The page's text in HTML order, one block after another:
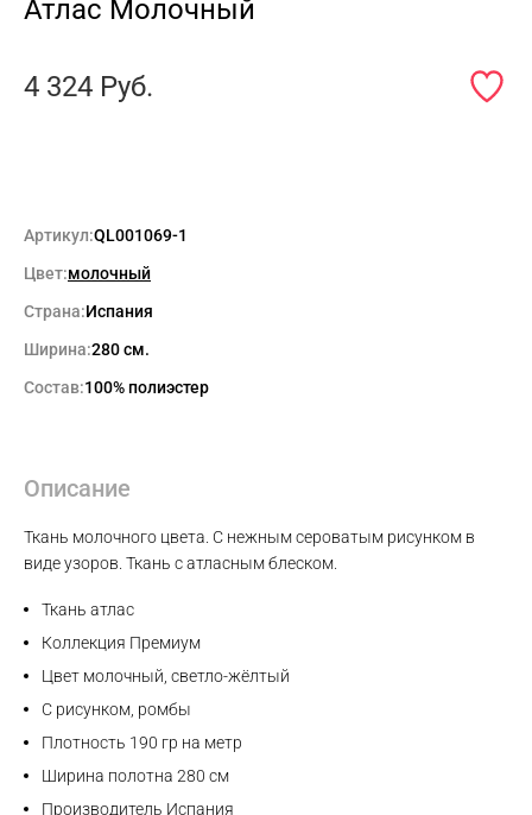
Атлас Молочный
4 324 Руб.
Артикул:QL001069-1
Цвет:молочный
Страна:Испания
Ширина:280 см.
Состав:100% полиэстер
Описание
Ткань молочного цвета. С нежным сероватым рисунком в
виде узоров. Ткань с атласным блеском.
Ткань атлас
Коллекция Премиум
Цвет молочный, светло-жёлтый
С рисунком, ромбы
Плотность 190 гр на метр
Ширина полотна 280 см
Производитель Испания